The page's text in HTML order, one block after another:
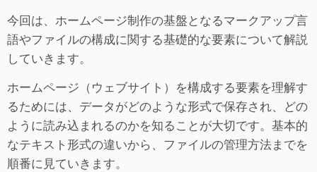
今回は、ホームページ制作の基盤となるマークアップ言
語やファイルの構成に関する基礎的な要素について解説
していきます。
ホームページ（ウェブサイト）を構成する要素を理解す
るためには、データがどのような形式で保存され、どの
ように読み込まれるのかを知ることが大切です。基本的
なテキスト形式の違いから、ファイルの管理方法までを
順番に見ていきます。